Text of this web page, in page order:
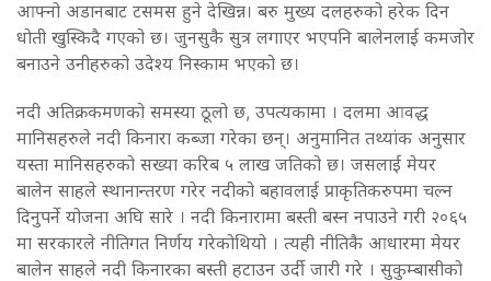
आफ्नो अडानबाट टसमस हुने देखिन्न। बरु मुख्य दलहरुको हरेक दिन
धोती खुस्किदै गएको छ। जुनसुकै सुत्र लगाएर भएपनि बालेनलाई कमजोर
बनाउने उनीहरुको उदेश्य निस्काम भएको छ।
नदी अतिक्रकमणको समस्या ठूलो छ, उपत्यकामा । दलमा आवद्ध
मानिसहरुले नदी किनारा कब्जा गरेका छन्। अनुमानित तथ्यांक अनुसार
यस्ता मानिसहरुको सख्या करिब ५ लाख जतिको छ। जसलाई मेयर
बालेन साहले स्थानान्तरण गरेर नदीको बहावलाई प्राकृतिकरुपमा चल्न
दिनुपर्ने योजना अघि सारे । नदी किनारामा बस्ती बस्न नपाउने गरी २०६५
मा सरकारले नीतिगत निर्णय गरेकोथियो । त्यही नीतिकै आधारमा मेयर
बालेन साहले नदी किनारका बस्ती हटाउन उर्दी जारी गरे । सुकुम्बासीको